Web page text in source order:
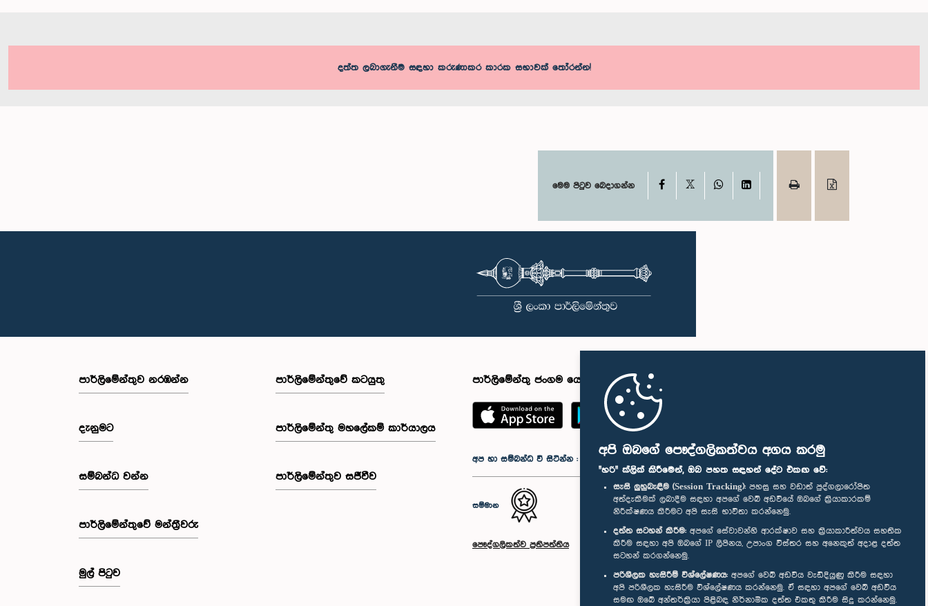
අපි ඔබගේ පෞද්ගලිකත්වය අගය කරමු
"හරි" ක්ලික් කිරීමෙන්, ඔබ පහත සඳහන් දේට එකඟ වේ:
සැසි ලුහුබැඳීම (Session Tracking): පහසු සහ වඩාත් පුද්ගලාරෝපිත
අත්දැකීමක් ලබාදීම සඳහා අපගේ වෙබ් අඩවියේ ඔබගේ ක්‍රියාකාරකම්
නිරීක්ෂණය කිරීමට අපි සැසි භාවිතා කරන්නෙමු.
දත්ත සටහන් කිරීම: අපගේ සේවාවන්හි ආරක්ෂාව සහ ක්‍රියාකාරීත්වය සහතික
කිරීම සඳහා අපි ඔබගේ IP ලිපිනය, උපාංග විස්තර සහ අනෙකුත් අදාළ දත්ත
සටහන් කරගන්නෙමු.
පරිශීලක හැසිරීම් විශ්ලේෂණය: අපගේ වෙබ් අඩවිය වැඩිදියුණු කිරීම සඳහා
අපි පරිශීලක හැසිරීම විශ්ලේෂණය කරන්නෙමු. ඒ සඳහා අපගේ වෙබ් අඩවිය
සමඟ ඔබේ අන්තර්ක්‍රියා පිළිබඳ නිර්නාමික දත්ත එකතු කිරීම සිදු කරන්නෙමු.
දත්ත ලබාගැනීම සඳහා කරුණාකර කාරක සභාවක් තෝරන්න!
මෙම පිටුව බෙදාගන්න Facebook WhatsAppLinkedIn
පාර්ලි‌මේන්තුව නරඹන්න
දැනුමට
සම්බන්ධ වන්න
පාර්ලි‌මේන්තුවේ මන්ත්‍රීවරු
මුල් පිටුව
පාර්ලිමේන්තුවේ කටයුතු
පාර්ලිමේන්තු මහලේකම් කාර්යාලය
පාර්ලිමේන්තුව සජීවීව
පාර්ලිමේන්තු ජංගම යෙදුම
අප හා සම්බන්ධ වී සිටින්න :
සම්මාන
පෞද්ගලිකත්ව ප්‍රතිපත්තිය